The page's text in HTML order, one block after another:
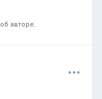
авторе.
...